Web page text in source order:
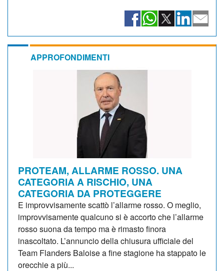
APPROFONDIMENTI
PROTEAM, ALLARME ROSSO. UNA
CATEGORIA A RISCHIO, UNA
CATEGORIA DA PROTEGGERE
E improvvisamente scattò l’allarme rosso. O meglio,
improvvisamente qualcuno si è accorto che l’allarme
rosso suona da tempo ma è rimasto finora
inascoltato. L’annuncio della chiusura ufficiale del
Team Flanders Baloise a fine stagione ha stappato le
orecchie a più...